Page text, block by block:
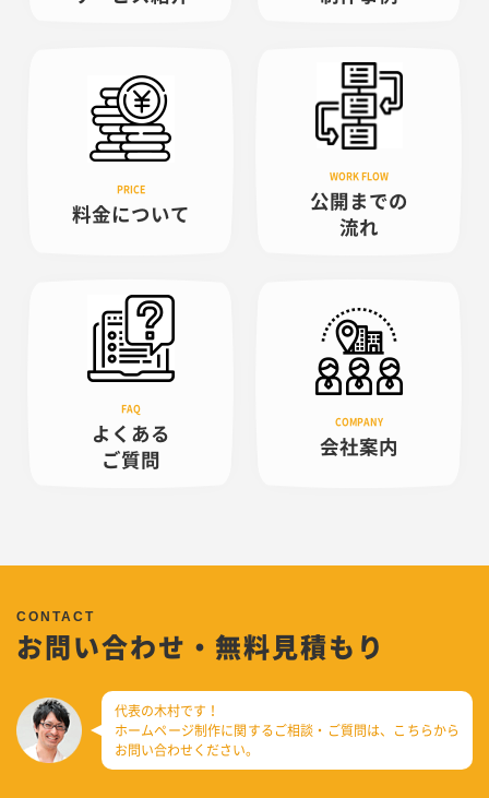
料金について
公開までの
流れ
よくある
ご質問
会社案内
お問い合わせ・無料見積もり
代表の木村です！
ホームページ制作に関するご相談・ご質問は、 こちらから
お問い合わせください。